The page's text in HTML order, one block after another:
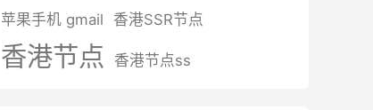
苹果手机 gmail 香港SSR节点
香港节点 香港节点ss